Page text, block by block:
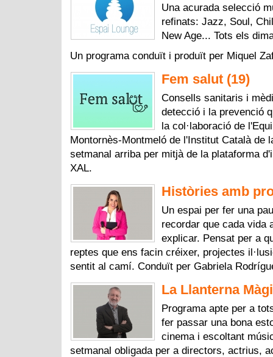
Una acurada selecció
refinats: Jazz, Soul,
New Age... Tots els
Un programa conduït i produït per Miquel
Fem salut (19)
Consells sanitaris i
detecció i la prevenció
la col·laboració de
Montornès-Montmeló de l'Institut Català de
setmanal arriba per mitjà de la plataforma
XAL.
Històries amb
Un espai per fer una
recordar que cada vida
explicar. Pensat per a
reptes que ens facin créixer, projectes
sentit al camí. Conduït per Gabriela
La Llanterna
Programa apte per a
fer passar una bona
cinema i escoltant
setmanal obligada per a directors, actrius,